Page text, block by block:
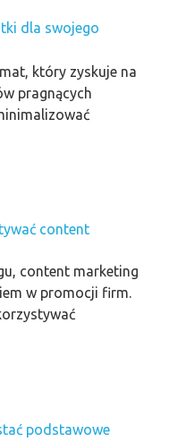
dla swojego
który zyskuje na
pragnących
content
content marketing
w promocji firm.
podstawowe